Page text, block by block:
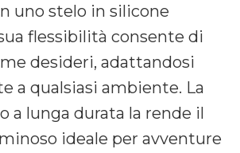
uno stelo in silicone
flessibilità consente di
desideri, adattandosi
a qualsiasi ambiente. La
a lunga durata la rende il
ideale per avventure